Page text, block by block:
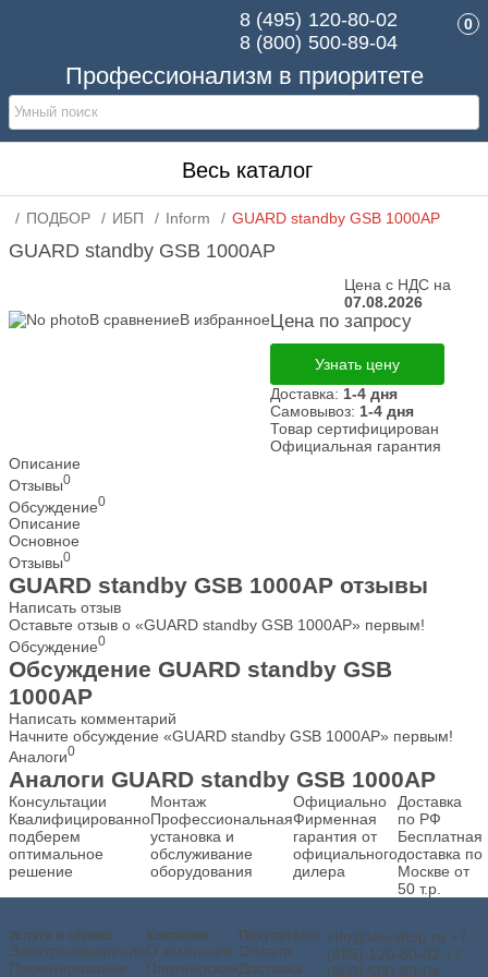
Профессионализм в приоритете
8 (495) 120-80-02
8 (800) 500-89-04
0
Весь каталог
ПОДБОР ИБП Inform GUARD standby GSB 1000AP
GUARD standby GSB 1000AP
Цена с НДС на
07.08.2026
В сравнениеВ избранноеЦена по запросу
Узнать цену
Доставка: 1-4 дня
Самовывоз: 1-4 дня
Товар сертифицирован
Официальная гарантия
Описание
Отзывы0
Обсуждение0
Описание
Основное
Отзывы0
GUARD standby GSB 1000AP отзывы
Написать отзыв
Оставьте отзыв о «GUARD standby GSB 1000AP» первым!
Обсуждение0
Обсуждение GUARD standby GSB
1000AP
Написать комментарий
Начните обсуждение «GUARD standby GSB 1000AP» первым!
Аналоги0
Аналоги GUARD standby GSB 1000AP
Консультации
Квалифицированно
подберем
оптимальное
решение
Монтаж
Профессиональная
установка и
обслуживание
оборудования
Официально
Фирменная
гарантия от
официального
дилера
Доставка
по РФ
Бесплатная
доставка по
Москве от
50 т.р.
Услуги и сервис
Электроизмерения
Проектирование
Компания
О компании
Партнерская
Покупателю
Оплата
Доставка
info@tok-shop.ru +7
(495) 120-80-02 +7
(800) 500-89-04